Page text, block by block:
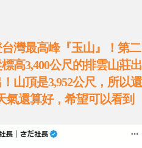
台灣最高峰『玉山』！第二
高3,400公尺的排雲山莊出
山頂是3,952公尺，所以還
氣還算好，希望可以看到